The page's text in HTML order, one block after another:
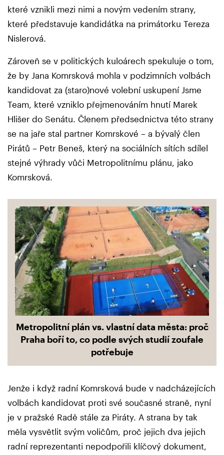
které vznikli mezi nimi a novým vedením strany,
které představuje kandidátka na primátorku Tereza
Nislerová.
Zároveň se v politických kuloárech spekuluje o tom,
že by Jana Komrsková mohla v podzimních volbách
kandidovat za (staro)nové volební uskupení Jsme
Team, které vzniklo přejmenováním hnutí Marek
Hlišer do Senátu. Členem předsednictva této strany
se na jaře stal partner Komrskové – a bývalý člen
Pirátů – Petr Beneš, který na sociálních sítích sdílel
stejné výhrady vůči Metropolitnímu plánu, jako
Komrsková.
Metropolitní plán vs. vlastní data města: proč
Praha boří to, co podle svých studií zoufale
potřebuje
Jenže i když radní Komrsková bude v nadcházejících
volbách kandidovat proti své současné straně, nyní
je v pražské Radě stále za Piráty. A strana by tak
měla vysvětlit svým voličům, proč jejich dva jejich
radní reprezentanti nepodpořili klíčový dokument,